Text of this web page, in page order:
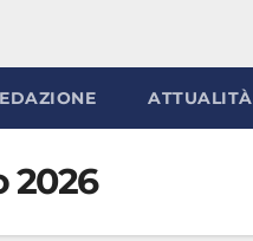
ATTUALITÀ
2026